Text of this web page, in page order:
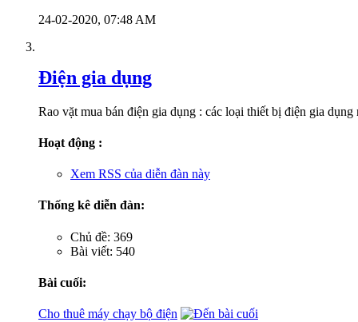
24-02-2020, 07:48 AM
Điện gia dụng
Rao vặt mua bán điện gia dụng : các loại thiết bị điện gia
Hoạt động :
Xem RSS của diễn đàn này
Thống kê diễn đàn:
Chủ đề: 369
Bài viết: 540
Bài cuối:
Cho thuê máy chạy bộ điện